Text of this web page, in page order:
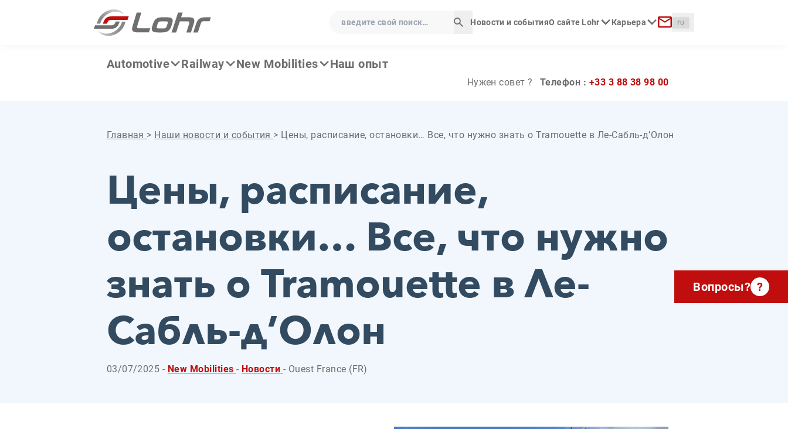
Перейти к содержанию
введите свой поиск…
Начать поиск
Новости и событияО сайте Lohr Карьера Langue :
Automotive Railway New Mobilities Наш опыт
Нужен совет ? Телефон : +33 3 88 38 98 00
Главная > Наши новости и события > Цены, расписание, остановки… Все, что нужно знать о Tramouette в Ле-Сабль-д’Олон
Цены, расписание,
остановки… Все, что нужно
знать о Tramouette в Ле-
Сабль-д’Олон
03/07/2025 - New Mobilities- Новости - Ouest France (FR)
Вопросы? ?
Панель управления cookies